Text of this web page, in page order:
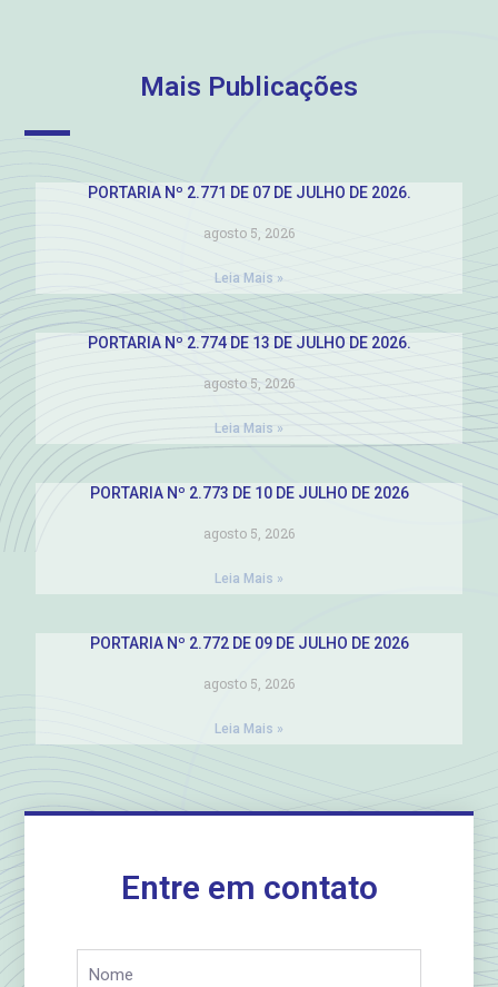
Mais Publicações
PORTARIA Nº 2.771 DE 07 DE JULHO DE 2026.
agosto 5, 2026
Leia Mais »
PORTARIA Nº 2.774 DE 13 DE JULHO DE 2026.
agosto 5, 2026
Leia Mais »
PORTARIA Nº 2.773 DE 10 DE JULHO DE 2026
agosto 5, 2026
Leia Mais »
PORTARIA Nº 2.772 DE 09 DE JULHO DE 2026
agosto 5, 2026
Leia Mais »
Entre em contato